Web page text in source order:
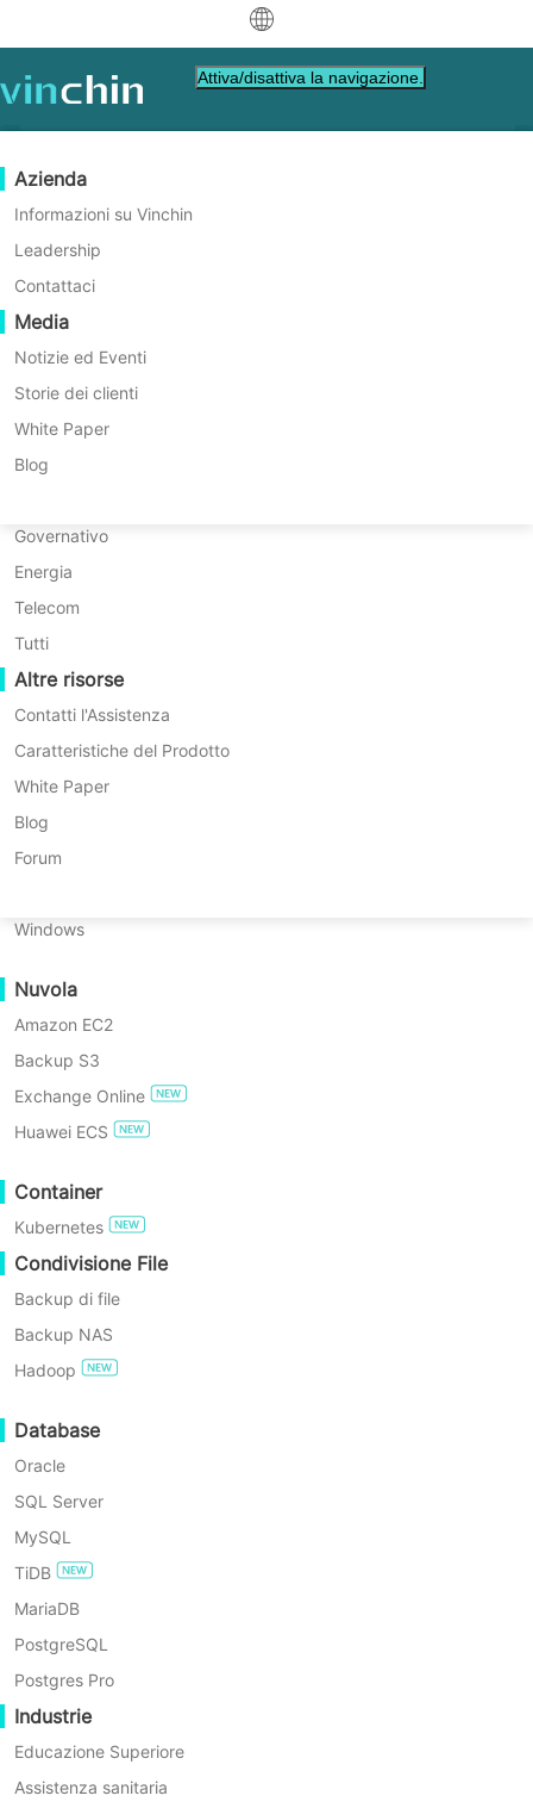
Download Supporto
中文
Protezione dei Dati
Backup & Recovery
Replicazione in tempo reale
Protezione Continua dei Dati
Copia fuori sede
Archiviazione
Orchestrazione dei Lavori
Mobilità dei Carichi di Lavoro
Migrazione V2V
Migrazione P2P
Migrazione C2C
Migrazione C2V
Migrazione P2C
Recoveribilità
Verifica del Recupero della VM
Verifica del Recupero del Sistema Operativo
Sicurezza dei Dati
Backup nel Cloud
Conformità GDPR
Virtuale
VMware
Hyper-V
Proxmox
XCP-ng
oVirt
H3C CAS/UIS
ZStack
Sangfor HCI
Huawei FusionCompute
Red Hat Virtualization
Oracle OLVM
XenServer/Citrix Hypervisor
KayGrid
InCloud Sphere
Arcfra
FusionOne Compute
NexaVM
Server fisico
Windows
Nuvola
Amazon EC2
Backup S3
Exchange Online
Huawei ECS
Container
Kubernetes
Condivisione File
Backup di file
Backup NAS
Hadoop
Database
Oracle
SQL Server
MySQL
TiDB
MariaDB
PostgreSQL
Postgres Pro
Industrie
Educazione Superiore
Assistenza sanitaria
Risorse di supporto
Base di conoscenza
Video su come fare
Centro di assistenza
Eventi in diretta
Webinars
Demo dal vivo
Storie dei clienti
Servizi IT
Governativo
Energia
Telecom
Tutti
Altre risorse
Contatti l'Assistenza
Caratteristiche del Prodotto
White Paper
Blog
Forum
Guida all'acquisto
Impara come acquistare
Politica di licenza
Domande frequenti
Contatto
Richiedi un preventivo
Diventa un Partner
Programma Partner
Diventa un Partner
Trova un partner
Trova un partner locale
Già un partner
Accesso Portale Partner
Azienda
Informazioni su Vinchin
Leadership
Contattaci
Media
Notizie ed Eventi
Storie dei clienti
White Paper
Blog
Attiva/disattiva la navigazione.
robusta a livello aziendale con
Vinchin Backup & Recovery
Facile, veloce, sicuro
SCARICA LA VERSIONE DI PROVA GRATUITA
Wasabi, MinIO...
* Prova gratuita di 60 giorni (Versione
eseguire il backup dei dati critici
direttamente su diversi storage cloud.
Il backup su cloud è applicato a tutti i
carichi di lavoro supportati da Vinchin,
database, dispositivi NAS, ecc.,
offrendo agli utenti una scelta
flessibile per proteggere i dati con una
soluzione altamente scalabile ed
Perché scegliere Vinchin per
il backup su cloud
Vinchin fornisce una soluzione di backup cloud
sicura e altamente efficiente